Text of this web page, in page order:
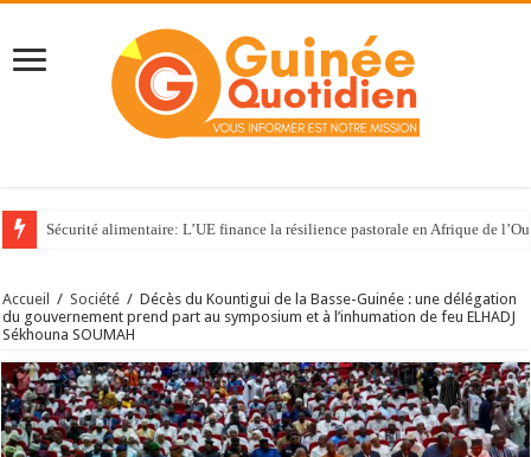
Sécurité alimentaire: L’UE finance la résilience pastorale en Afrique de
Accueil / Société / Décès du Kountigui de la Basse-Guinée : une délégation
du gouvernement prend part au symposium et à l’inhumation de feu ELHADJ
Sékhouna SOUMAH